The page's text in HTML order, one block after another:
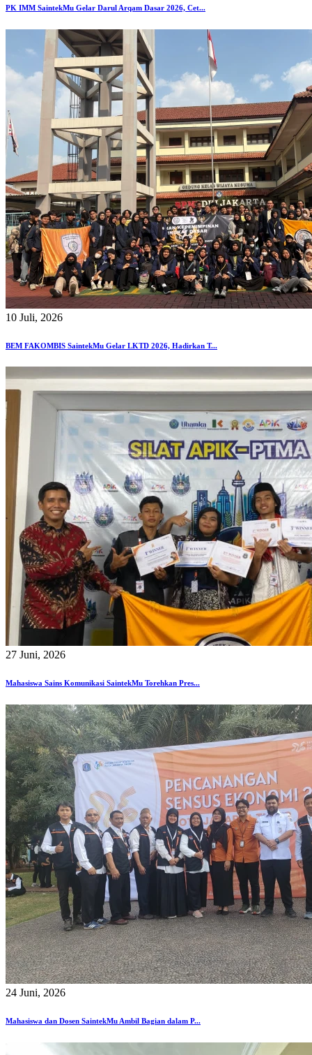
PK IMM SaintekMu Gelar Darul Arqam Dasar 2026, Cet...
10 Juli, 2026
BEM FAKOMBIS SaintekMu Gelar LKTD 2026, Hadirkan T...
27 Juni, 2026
Mahasiswa Sains Komunikasi SaintekMu Torehkan Pres...
24 Juni, 2026
Mahasiswa dan Dosen SaintekMu Ambil Bagian dalam P...